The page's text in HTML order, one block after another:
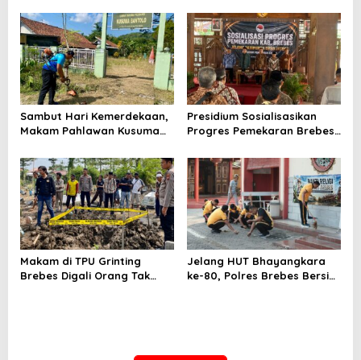
Tembus 10,2 Ton per Hektare
Telan Korban, Innova
Hantam Pohon di
Bantarkawung
Sambut Hari Kemerdekaan,
Makam Pahlawan Kusuma
Dibersihkan
Presidium Sosialisasikan
Progres Pemekaran Brebes
Pansus DPRD Jateng Jadi
Tahap Berikutnya
Makam di TPU Grinting
Brebes Digali Orang Tak
Jelang HUT Bhayangkara
ke-80, Polres Brebes Bersih-